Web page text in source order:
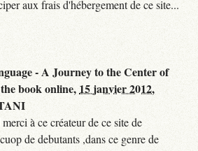
aux frais d'hébergement de ce site...
- A Journey to the Center of
book online, 15 janvier 2012,
à ce créateur de ce site de
de debutants ,dans ce genre de